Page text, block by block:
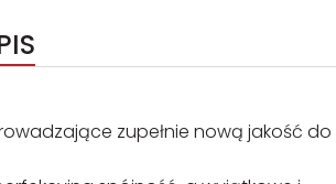
zupełnie nową jakość do